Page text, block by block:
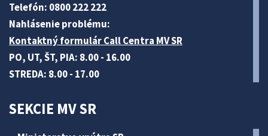
Telefón: 0800 222 222
Nahlásenie problému:
Kontaktný formulár Call Centra MV SR
PO, UT, ŠT, PIA: 8.00 - 16.00
STREDA: 8.00 - 17.00
SEKCIE MV SR